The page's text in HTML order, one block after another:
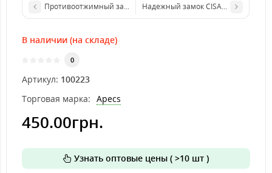
Противоотжимный замок Kale 267 (краб)Надежный замок CISA B7.535.48
В наличии (на складе)
0
Артикул: 100223
Торговая марка: Apecs
450.00грн.
Узнать оптовые цены ( >10 шт )